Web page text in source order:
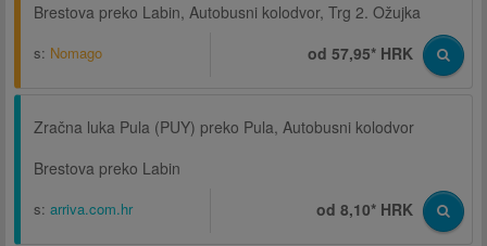
Brestova preko Labin, Autobusni kolodvor, Trg 2. Ožujka
s: Nomago od 57,95* HRK
Zračna luka Pula (PUY) preko Pula, Autobusni kolodvor
Brestova preko Labin
s: arriva.com.hr od 8,10* HRK